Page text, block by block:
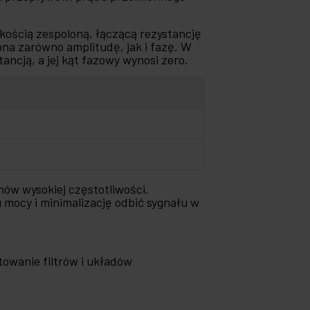
zespoloną, łączącą rezystancję
zarówno amplitudę, jak i fazę. W
a jej kąt fazowy wynosi zero.
wysokiej częstotliwości.
i minimalizację odbić sygnału w
filtrów i układów